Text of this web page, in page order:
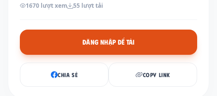
1670 lượt xem 55 lượt tải
ĐĂNG NHẬP ĐỂ TẢI
CHIA SẺ COPY LINK